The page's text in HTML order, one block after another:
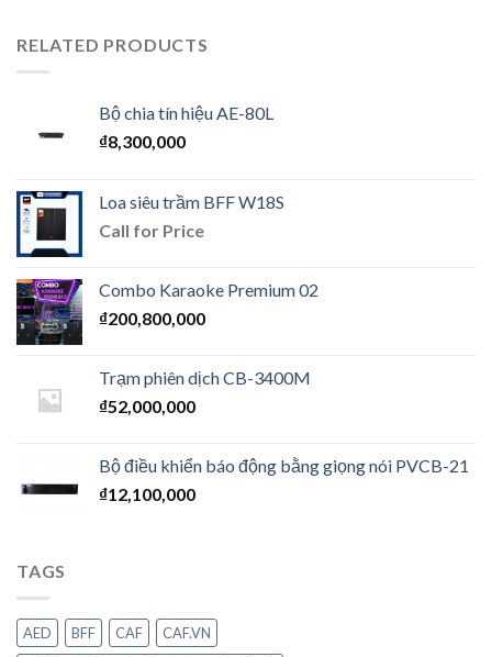
RELATED PRODUCTS
Bộ chia tín hiệu AE-80L
₫8,300,000
Loa siêu trầm BFF W18S
Call for Price
Combo Karaoke Premium 02
₫200,800,000
Trạm phiên dịch CB-3400M
₫52,000,000
Bộ điều khiển báo động bằng giọng nói PVCB-21
₫12,100,000
TAGS
AED BFF CAF
CAF.VN